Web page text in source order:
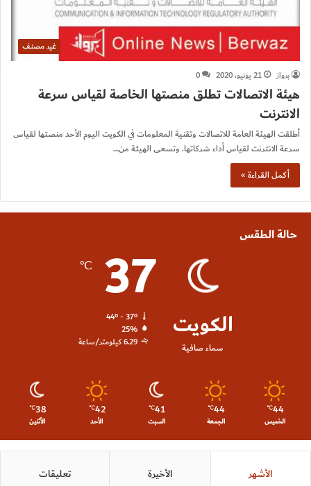
غير مصنف
برواز
21 يونيو، 2020 0
هيئة الاتصالات تطلق منصتها الخاصة لقياس سرعة
الانترنت
أطلقت الهيئة العامة للاتصالات وتقنية المعلومات في الكويت اليوم الأحد منصتها لقياس
سرعة الانترنت لقياس أداء شركاتها. وتسعى الهيئة من…
أكمل القراءة »
حالة الطقس
الكويت
سماء صافية
37
℃
44º - 37º
25%
6.29 كيلومتر/ساعة
44
℃
الخميس
44
℃
الجمعة
41
℃
السبت
42
℃
الأحد
38
℃
الأثنين
الأشهر الأخيرة تعليقات